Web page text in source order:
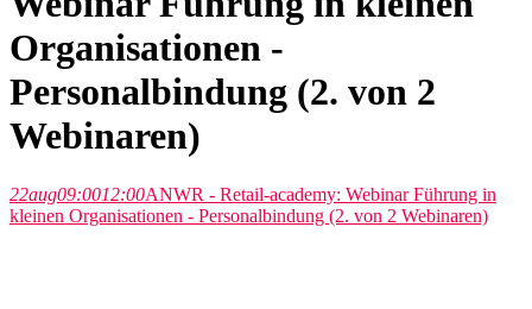
Organisationen -
Personalbindung (2. von 2
Webinaren)
22aug09:0012:00ANWR - Retail-academy: Webinar Führung in
kleinen Organisationen - Personalbindung (2. von 2 Webinaren)